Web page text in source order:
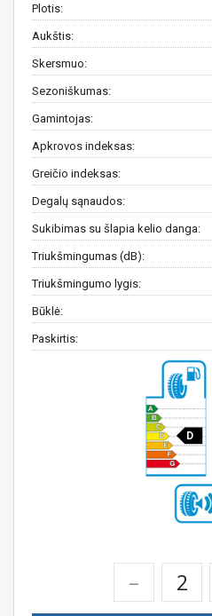
Plotis:
Aukštis:
Skersmuo:
Sezoniškumas:
Gamintojas:
Apkrovos indeksas:
Greičio indeksas:
Degalų sąnaudos:
Sukibimas su šlapia kelio danga:
Triukšmingumas (dB):
Triukšmingumo lygis:
Būklė:
Paskirtis:
D
–